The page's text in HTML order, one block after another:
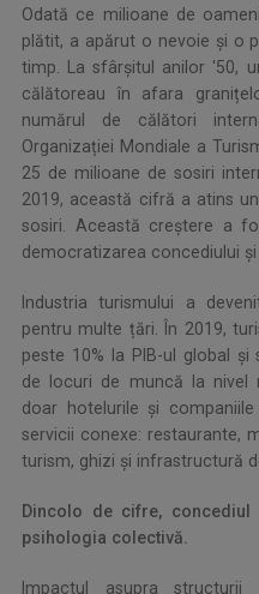
Odată ce milioane de
plătit, a apărut o nevoie și o
timp. La sfârșitul anilor '50,
călătoreau în afara
numărul de călători
Organizației Mondiale a
25 de milioane de sosiri
2019, această cifră a atins
sosiri. Această creștere a
democratizarea concediului
Industria turismului a
pentru multe țări. În 2019,
peste 10% la PIB-ul global
de locuri de muncă la nivel
doar hotelurile și
servicii conexe: restaurante,
turism, ghizi și infrastructură
Dincolo de cifre,
psihologia colectivă.
Impactul asupra